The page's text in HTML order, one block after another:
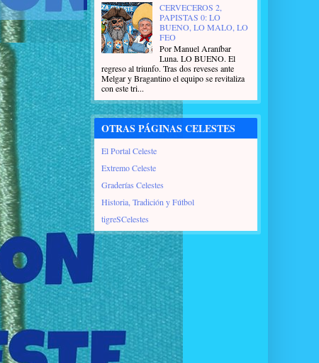
CERVECEROS 2,
PAPISTAS 0: LO
BUENO, LO MALO, LO
FEO
Por Manuel Araníbar
Luna. LO BUENO. El
regreso al triunfo. Tras dos reveses ante
Melgar y Bragantino el equipo se revitaliza
con este tri...
OTRAS PÁGINAS CELESTES
El Portal Celeste
Extremo Celeste
Graderías Celestes
Historia, Tradición y Fútbol
tigreSCelestes